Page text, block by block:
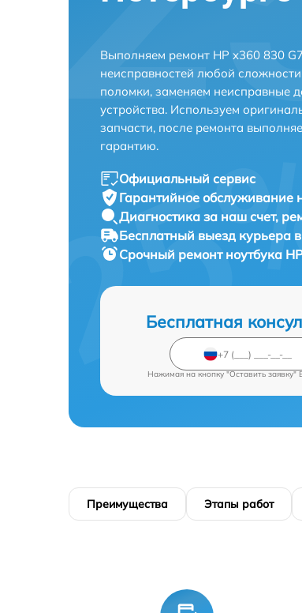
Выполняем ремонт HP x360 830
неисправностей любой
поломки, заменяем неисправные
устройства. Используем
запчасти, после ремонта
гарантию.
Официальный сервис
Гарантийное обслуживание
Диагностика за наш счет,
Бесплатный выезд курьера
Срочный ремонт ноутбука
Бесплатная
Нажимая на кнопку "Оставить заявку"
Преимущества Этапы работ